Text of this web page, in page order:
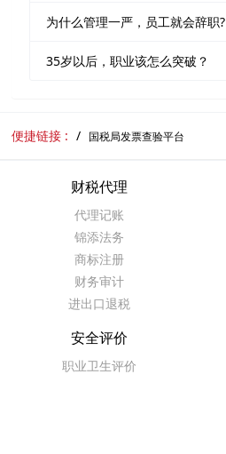
为什么管理一严，员工就会辞职?
35岁以后，职业该怎么突破？
便捷链接 : 国税局发票查验平台
财税代理
代理记账
锦添法务
商标注册
财务审计
进出口退税
安全评价
职业卫生评价